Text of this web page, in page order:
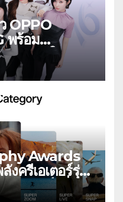
OPPO
พร้อม
ใน
นสัมผัส
มุมกว้างพิเศษที่
สี 4 เทรนดี้
Awards
ครีเอเตอร์รุ่น
นเทนต์ เพิ่ม